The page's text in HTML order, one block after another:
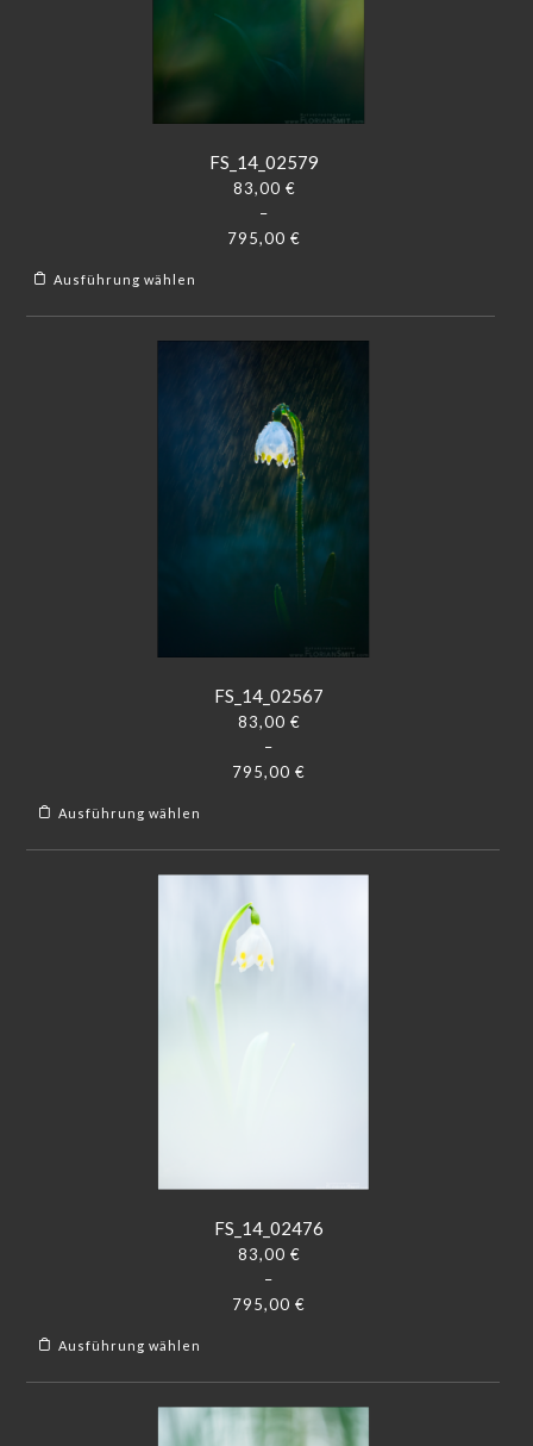
FS_14_02579
83,00 €
–
795,00€
Ausführung wählen
FS_14_02567
83,00 €
–
795,00 €
Ausführung wählen
FS_14_02476
83,00 €
–
795,00 €
Ausführung wählen